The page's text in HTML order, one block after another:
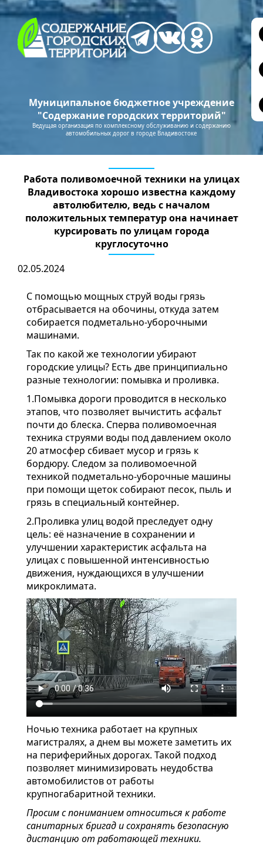
Муниципальное бюджетное учреждение
"Содержание городских территорий"
Ведущая организация по комплексному обслуживанию и содержанию
автомобильных дорог в городе Владивостоке
Работа поливомоечной техники на улицах
Владивостока хорошо известна каждому
автолюбителю, ведь с началом
положительных температур она начинает
курсировать по улицам города
круглосуточно
02.05.2024
С помощью мощных струй воды грязь
отбрасывается на обочины, откуда затем
собирается подметально-уборочными
машинами.
Так по какой же технологии убирают
городские улицы? Есть две принципиально
разные технологии: помывка и проливка.
1.Помывка дороги проводится в несколько
этапов, что позволяет вычистить асфальт
почти до блеска. Сперва поливомоечная
техника струями воды под давлением около
20 атмосфер сбивает мусор и грязь к
бордюру. Следом за поливомоечной
техникой подметально-уборочные машины
при помощи щеток собирают песок, пыль и
грязь в специальный контейнер.
2.Проливка улиц водой преследует одну
цель: её назначение в сохранении и
улучшении характеристик асфальта на
улицах с повышенной интенсивностью
движения, нуждающихся в улучшении
микроклимата.
Ночью техника работает на крупных
магистралях, а днем вы можете заметить их
на периферийных дорогах. Такой подход
позволяет минимизировать неудобства
автомобилистов от работы
крупногабаритной техники.
Просим с пониманием относиться к работе
санитарных бригад и сохранять безопасную
дистанцию от работающей техники.